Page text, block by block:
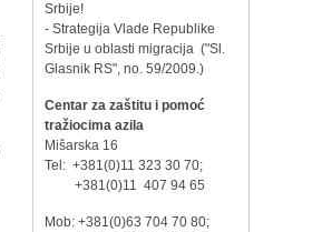
Srbije!
- Strategija Vlade Republike
Srbije u oblasti migracija ("Sl.
Glasnik RS", no. 59/2009.)
Centar za zaštitu i pomoć
tražiocima azila
Mišarska 16
Tel: +381(0)11 323 30 70;
+381(0)11 407 94 65
Mob: +381(0)63 704 70 80;